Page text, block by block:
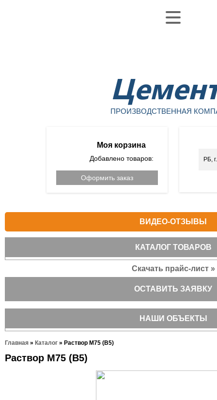
ПРОИЗВОДСТВЕННАЯ
Моя корзина
Добавлено товаров:
Оформить заказ
РБ,
ВИДЕО-ОТЗЫВЫ
КАТАЛОГ ТОВАРОВ
Скачать прайс-лист »
ОСТАВИТЬ ЗАЯВКУ
НАШИ ОБЪЕКТЫ
Главная » Каталог » Раствор М75 (В5)
Раствор М75 (В5)